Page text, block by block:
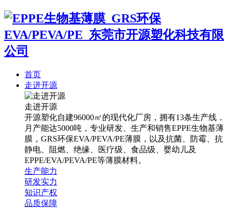
首页
走进开源
走进开源
开源塑化自建96000㎡的现代化厂房，拥有13条生产线，
月产能达5000吨，专业研发、生产和销售EPPE生物基薄
膜，GRS环保EVA/PEVA/PE薄膜，以及抗菌、防霉、抗
静电、阻燃、绝缘、医疗级、食品级、婴幼儿及
EPPE/EVA/PEVA/PE等薄膜材料。
生产能力
研发实力
知识产权
品质保障